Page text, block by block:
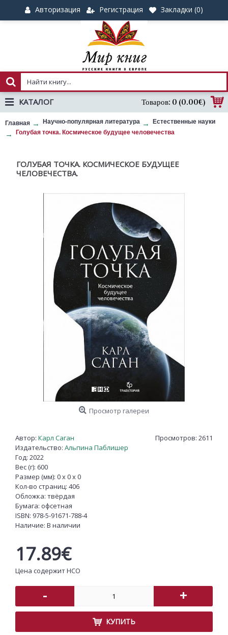
Авторизация Регистрация Закладки (0)
Товаров: 0 (0.00€)
КАТАЛОГ
Главная Научно-популярная литература
Естественные науки
Голубая точка. Космическое будущее человечества
ГОЛУБАЯ ТОЧКА. КОСМИЧЕСКОЕ БУДУЩЕЕ
ЧЕЛОВЕЧЕСТВА.
Просмотр галереи
Просмотров: 2611
Автор: Карл Саган
Издательство: Альпина Паблишер
Год: 2022
Вес (г): 600
Размер (мм): 0 x 0 x 0
Кол-во страниц: 406
Обложка: твёрдая
Бумага: офсетная
ISBN: 978-5-91671-788-4
Наличие: В наличии
17.89€
Цена содержит НСО
- +
КУПИТЬ